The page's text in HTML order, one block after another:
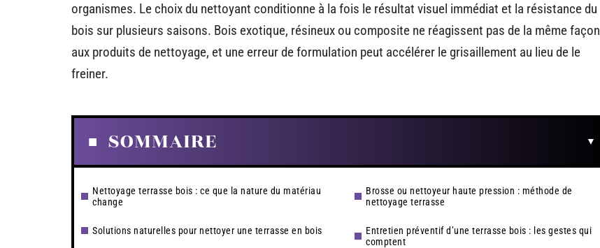
organismes. Le choix du nettoyant conditionne à la fois le résultat visuel immédiat et la résistance du
bois sur plusieurs saisons. Bois exotique, résineux ou composite ne réagissent pas de la même façon
aux produits de nettoyage, et une erreur de formulation peut accélérer le grisaillement au lieu de le
freiner.
SOMMAIRE
Nettoyage terrasse bois : ce que la nature du matériau
change
Solutions naturelles pour nettoyer une terrasse en bois
Brosse ou nettoyeur haute pression : méthode de
nettoyage terrasse
Entretien préventif d’une terrasse bois : les gestes qui
comptent